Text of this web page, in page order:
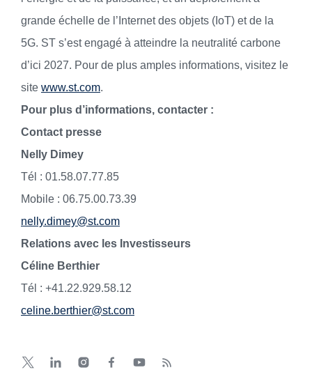
grande échelle de l’Internet des objets (IoT) et de la
5G. ST s’est engagé à atteindre la neutralité carbone
d’ici 2027. Pour de plus amples informations, visitez le
site www.st.com.
Pour plus d’informations, contacter :
Contact presse
Nelly Dimey
Tél : 01.58.07.77.85
Mobile : 06.75.00.73.39
nelly.dimey@st.com
Relations avec les Investisseurs
Céline Berthier
Tél : +41.22.929.58.12
celine.berthier@st.com